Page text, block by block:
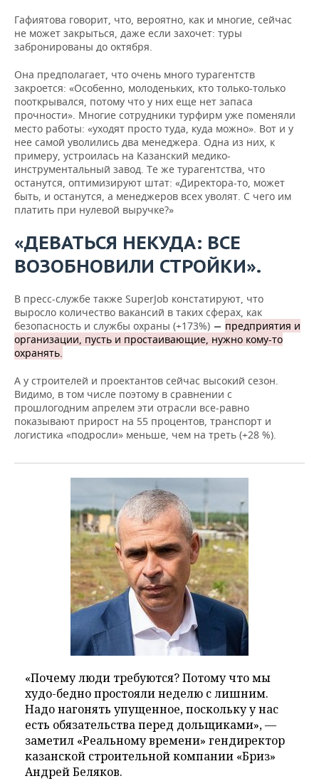
Гафиятова говорит, что, вероятно, как и многие, сейчас
не может закрыться, даже если захочет: туры
забронированы до октября.
Она предполагает, что очень много турагентств
закроется: «Особенно, молоденьких, кто только-только
пооткрывался, потому что у них еще нет запаса
прочности». Многие сотрудники турфирм уже поменяли
место работы: «уходят просто туда, куда можно». Вот и у
нее самой уволились два менеджера. Одна из них, к
примеру, устроилась на Казанский медико-
инструментальный завод. Те же турагентства, что
останутся, оптимизируют штат: «Директора-то, может
быть, и останутся, а менеджеров всех уволят. С чего им
платить при нулевой выручке?»
«ДЕВАТЬСЯ НЕКУДА: ВСЕ
ВОЗОБНОВИЛИ СТРОЙКИ».
В пресс-службе также SuperJob констатируют, что
выросло количество вакансий в таких сферах, как
безопасность и службы охраны (+173%) — предприятия и
организации, пусть и простаивающие, нужно кому-то
охранять.
А у строителей и проектантов сейчас высокий сезон.
Видимо, в том числе поэтому в сравнении с
прошлогодним апрелем эти отрасли все-равно
показывают прирост на 55 процентов, транспорт и
логистика «подросли» меньше, чем на треть (+28 %).
«Почему люди требуются? Потому что мы
худо-бедно простояли неделю с лишним.
Надо нагонять упущенное, поскольку у нас
есть обязательства перед дольщиками», —
заметил «Реальному времени» гендиректор
казанской строительной компании «Бриз»
Андрей Беляков.